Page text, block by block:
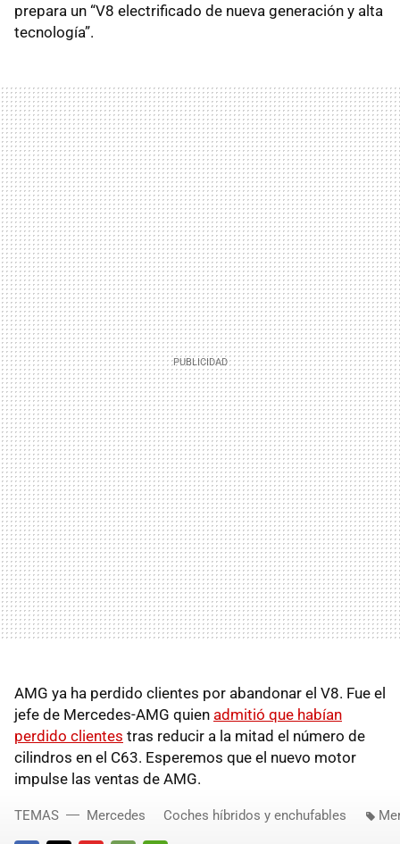
prepara un “V8 electrificado de nueva generación y alta
tecnología”.
AMG ya ha perdido clientes por abandonar el V8. Fue el
jefe de Mercedes-AMG quien admitió que habían
perdido clientes tras reducir a la mitad el número de
cilindros en el C63. Esperemos que el nuevo motor
impulse las ventas de AMG.
TEMAS Mercedes Coches híbridos y enchufables